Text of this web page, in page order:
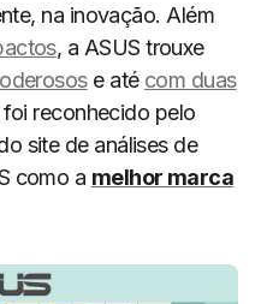
na inovação. Além
, a ASUS trouxe
e até com duas
reconhecido pelo
site de análises de
como a melhor marca